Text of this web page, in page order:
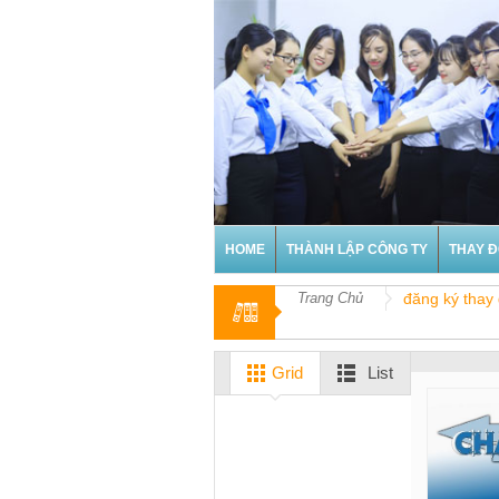
HOME THÀNH LẬP CÔNG TY THAY
Trang Chủ đăng ký thay
Grid List